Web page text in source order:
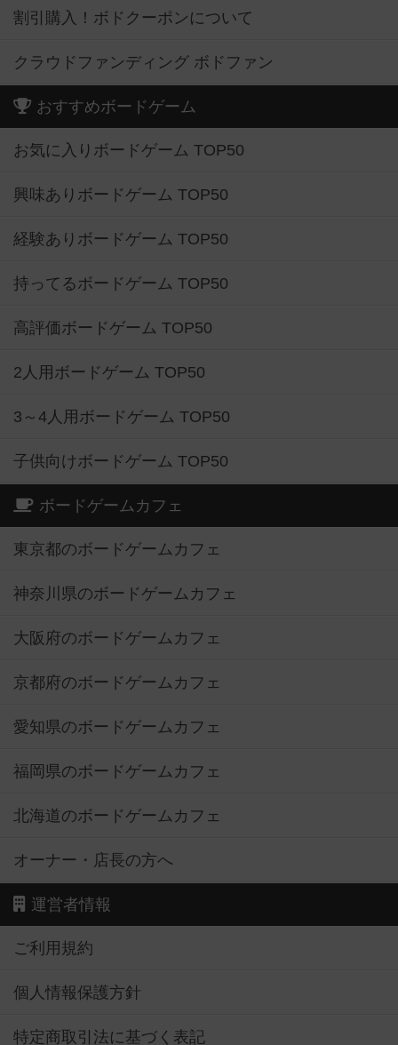
割引購入！ボドクーポンについて
クラウドファンディング ボドファン
おすすめボードゲーム
お気に入りボードゲーム TOP50
興味ありボードゲーム TOP50
経験ありボードゲーム TOP50
持ってるボードゲーム TOP50
高評価ボードゲーム TOP50
2人用ボードゲーム TOP50
3～4人用ボードゲーム TOP50
子供向けボードゲーム TOP50
ボードゲームカフェ
東京都のボードゲームカフェ
神奈川県のボードゲームカフェ
大阪府のボードゲームカフェ
京都府のボードゲームカフェ
愛知県のボードゲームカフェ
福岡県のボードゲームカフェ
北海道のボードゲームカフェ
オーナー・店長の方へ
運営者情報
ご利用規約
個人情報保護方針
特定商取引法に基づく表記